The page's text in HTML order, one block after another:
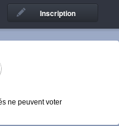
Inscription
ne peuvent voter